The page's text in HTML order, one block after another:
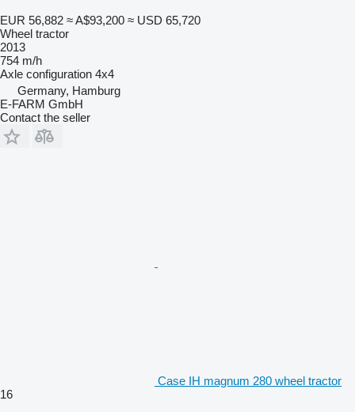
EUR 56,882 ≈ A$93,200 ≈ USD 65,720
Wheel tractor
2013
754 m/h
Axle configuration 4x4
Germany, Hamburg
E-FARM GmbH
Contact the seller
Case IH magnum 280 wheel tractor
16